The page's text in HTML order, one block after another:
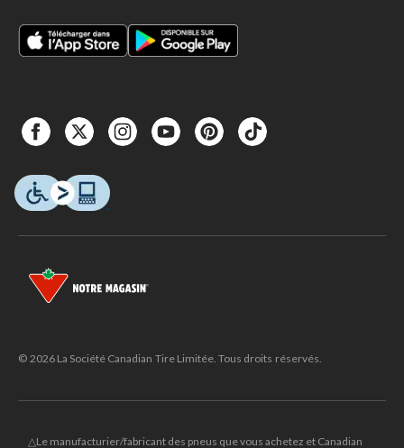
© 2026 La Société Canadian Tire Limitée. Tous droits réservés.
△Le manufacturier/fabricant des pneus que vous achetez et Canadian